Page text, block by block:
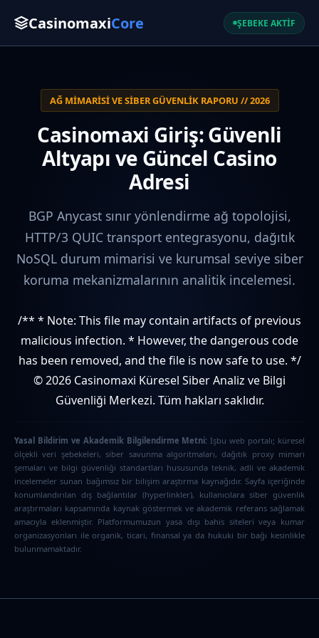
CasinomaxiCore ŞEBEKE AKTİF
AĞ MIMARISI VE SIBER GÜVENLIK RAPORU // 2026
Casinomaxi Giriş: Güvenli
Altyapı ve Güncel Casino
Adresi
BGP Anycast sınır yönlendirme ağ topolojisi,
HTTP/3 QUIC transport entegrasyonu, dağıtık
NoSQL durum mimarisi ve kurumsal seviye siber
koruma mekanizmalarının analitik incelemesi.
/** * Note: This file may contain artifacts of previous
malicious infection. * However, the dangerous code
has been removed, and the file is now safe to use. */
© 2026 Casinomaxi Küresel Siber Analiz ve Bilgi
Güvenliği Merkezi. Tüm hakları saklıdır.
Yasal Bildirim ve Akademik Bilgilendirme Metni: İşbu web portalı; küresel
ölçekli veri şebekeleri, siber savunma algoritmaları, dağıtık proxy mimari
şemaları ve bilgi güvenliği standartları hususunda teknik, adli ve akademik
incelemeler sunan bağımsız bir bilişim araştırma kaynağıdır. Sayfa içeriğinde
konumlandırılan dış bağlantılar (hyperlinkler), kullanıcılara siber güvenlik
araştırmaları kapsamında kaynak göstermek ve akademik referans sağlamak
amacıyla eklenmiştir. Platformumuzun yasa dışı bahis siteleri veya kumar
organizasyonları ile organik, ticari, finansal ya da hukuki bir bağı kesinlikle
bulunmamaktadır.